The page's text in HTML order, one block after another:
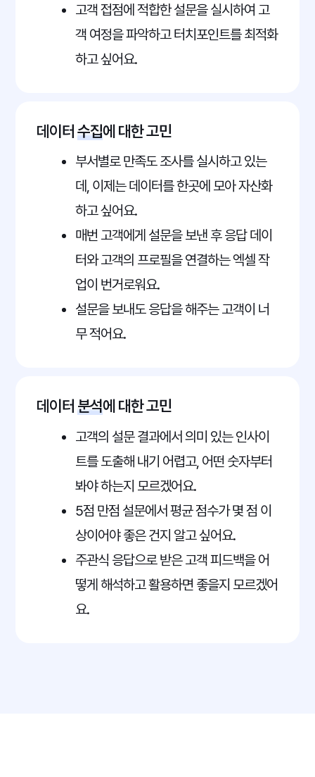
고객 접점에 적합한 설문을 실시하여 고
객 여정을 파악하고 터치포인트를 최적화
하고 싶어요.
데이터수집에 대한 고민
부서별로 만족도 조사를 실시하고 있는
데, 이제는 데이터를 한곳에 모아 자산화
하고 싶어요.
매번 고객에게 설문을 보낸 후 응답 데이
터와 고객의 프로필을 연결하는 엑셀 작
업이 번거로워요.
설문을 보내도 응답을 해주는 고객이 너
무 적어요.
데이터분석에 대한 고민
고객의 설문 결과에서 의미 있는 인사이
트를 도출해 내기 어렵고, 어떤 숫자부터
봐야 하는지 모르겠어요.
5점 만점 설문에서 평균 점수가 몇 점 이
상이어야 좋은 건지 알고 싶어요.
주관식 응답으로 받은 고객 피드백을 어
떻게 해석하고 활용하면 좋을지 모르겠어
요.